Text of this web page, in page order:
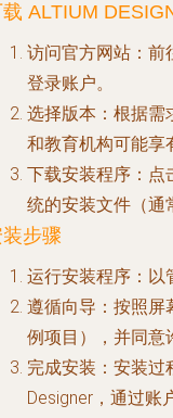
ALTIUM
访问官方网站 ：
登录账户。
选择版本 ：根据
和教育机构可能享
下载安装程序 ：
统的安装文件（通
步骤
运行安装程序 ：
遵循向导 ：按照
例项目），并同意
完成安装 ：安装
Designer，通过账